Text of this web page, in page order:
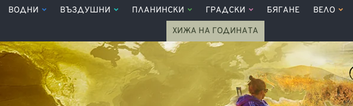
ВОДНИ ВЪЗДУШНИ ПЛАНИНСКИ ГРАДСКИ БЯГАНЕ ВЕЛО
ХИЖА НА ГОДИНАТА